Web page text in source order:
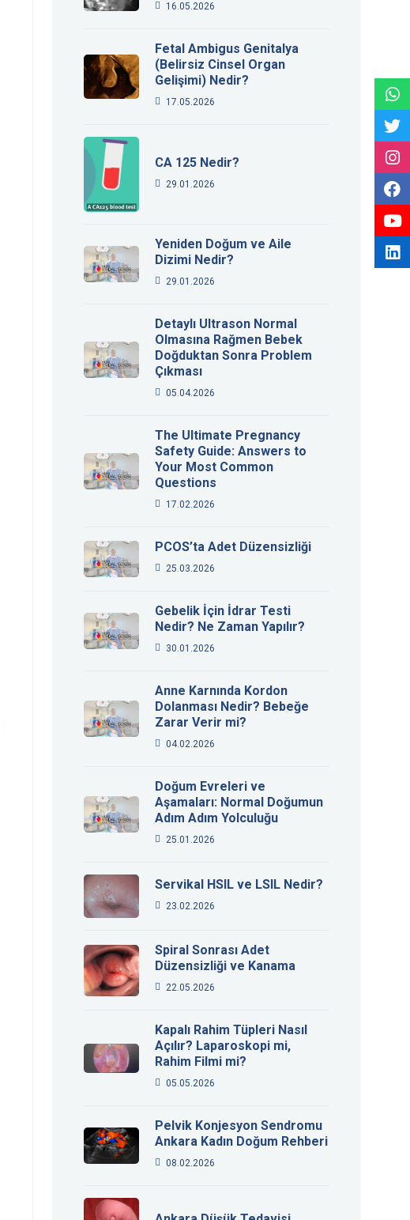
16.05.2026
Fetal Ambigus Genitalya
(Belirsiz Cinsel Organ
Gelişimi) Nedir?
17.05.2026
CA 125 Nedir?
29.01.2026
Yeniden Doğum ve Aile
Dizimi Nedir?
29.01.2026
Detaylı Ultrason Normal
Olmasına Rağmen Bebek
Doğduktan Sonra Problem
Çıkması
05.04.2026
The Ultimate Pregnancy
Safety Guide: Answers to
Your Most Common
Questions
17.02.2026
PCOS’ta Adet Düzensizliği
25.03.2026
Gebelik İçin İdrar Testi
Nedir? Ne Zaman Yapılır?
30.01.2026
Anne Karnında Kordon
Dolanması Nedir? Bebeğe
Zarar Verir mi?
04.02.2026
Doğum Evreleri ve
Aşamaları: Normal Doğumun
Adım Adım Yolculuğu
25.01.2026
Servikal HSIL ve LSIL Nedir?
23.02.2026
Spiral Sonrası Adet
Düzensizliği ve Kanama
22.05.2026
Kapalı Rahim Tüpleri Nasıl
Açılır? Laparoskopi mi,
Rahim Filmi mi?
05.05.2026
Pelvik Konjesyon Sendromu
Ankara Kadın Doğum Rehberi
08.02.2026